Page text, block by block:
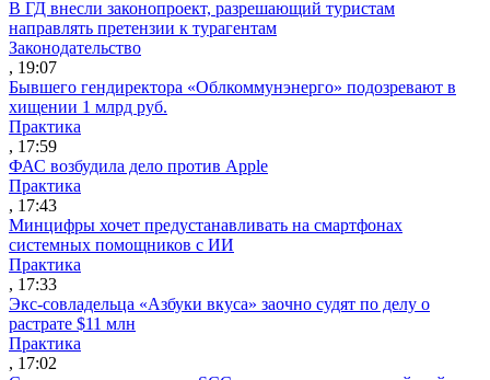
В ГД внесли законопроект, разрешающий туристам
направлять претензии к турагентам
Законодательство
, 19:07
Бывшего гендиректора «Облкоммунэнерго» подозревают в
хищении 1 млрд руб.
Практика
, 17:59
ФАС возбудила дело против Apple
Практика
, 17:43
Минцифры хочет предустанавливать на смартфонах
системных помощников с ИИ
Практика
, 17:33
Экс-совладельца «Азбуки вкуса» заочно судят по делу о
растрате $11 млн
Практика
, 17:02